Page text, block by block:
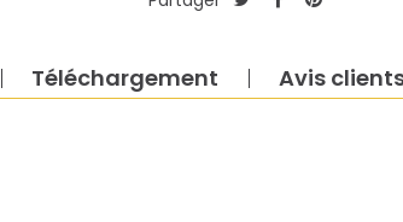
Partager
Téléchargement Avis